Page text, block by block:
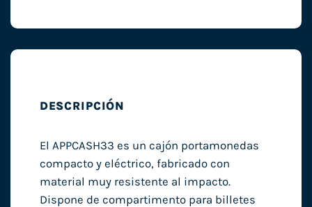
DESCRIPCIÓN
El APPCASH33 es un cajón portamonedas
compacto y eléctrico, fabricado con
material muy resistente al impacto.
Dispone de compartimento para billetes